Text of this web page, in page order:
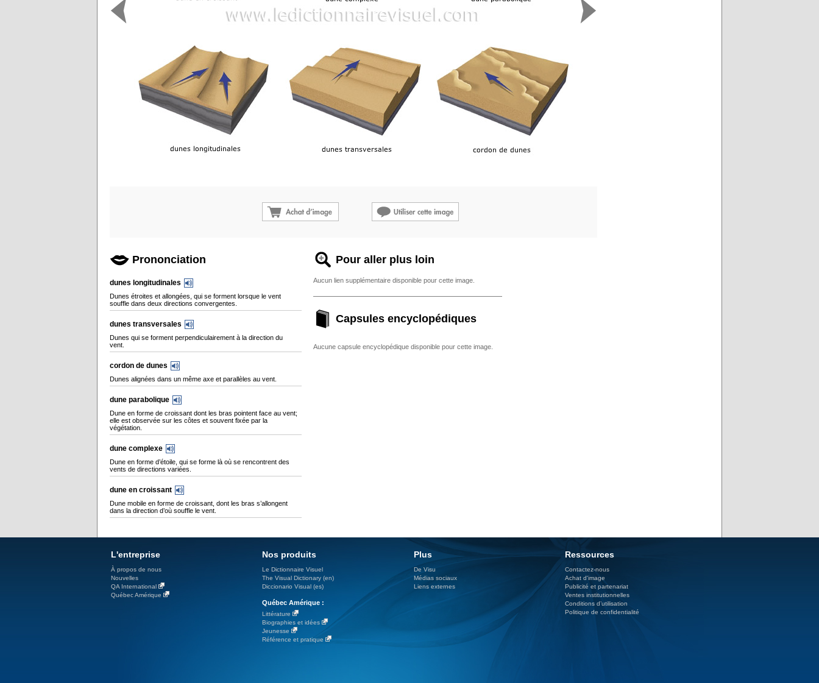
Prononciation
dunes longitudinales
Dunes étroites et allongées, qui se forment lorsque le vent
souffle dans deux directions convergentes.
dunes transversales
Dunes qui se forment perpendiculairement à la direction du
vent.
cordon de dunes
Dunes alignées dans un même axe et parallèles au vent.
dune parabolique
Dune en forme de croissant dont les bras pointent face au vent;
elle est observée sur les côtes et souvent fixée par la
végétation.
dune complexe
Dune en forme d’étoile, qui se forme là où se rencontrent des
vents de directions variées.
dune en croissant
Dune mobile en forme de croissant, dont les bras s’allongent
dans la direction d’où souffle le vent.
Pour aller plus loin
Aucun lien supplémentaire disponible pour cette image.
Capsules encyclopédiques
Aucune capsule encyclopédique disponible pour cette image.
L'entreprise
À propos de nous
Nouvelles
QA International
Québec Amérique
Nos produits
Le Dictionnaire Visuel
The Visual Dictionary (en)
Diccionario Visual (es)
Québec Amérique :
Littérature
Biographies et idées
Jeunesse
Référence et pratique
Plus
De Visu
Médias sociaux
Liens externes
Ressources
Contactez-nous
Achat d'image
Publicité et partenariat
Ventes institutionnelles
Conditions d’utilisation
Politique de confidentialité